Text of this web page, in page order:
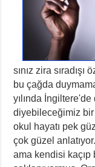
sınız zira
bu çağda
yılında
diyebileceğimiz bir
okul hayatı pek
çok güzel
ama kendisi